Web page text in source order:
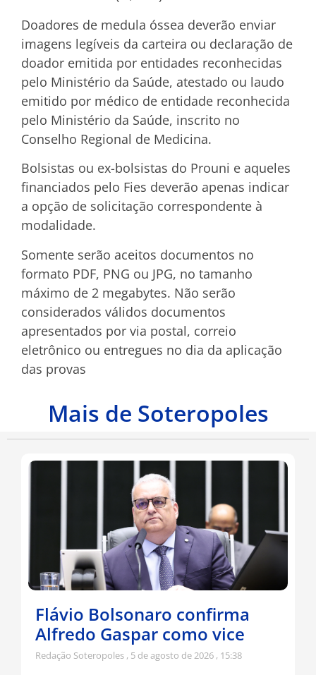
Doadores de medula óssea deverão enviar
imagens legíveis da carteira ou declaração de
doador emitida por entidades reconhecidas
pelo Ministério da Saúde, atestado ou laudo
emitido por médico de entidade reconhecida
pelo Ministério da Saúde, inscrito no
Conselho Regional de Medicina.
Bolsistas ou ex-bolsistas do Prouni e aqueles
financiados pelo Fies deverão apenas indicar
a opção de solicitação correspondente à
modalidade.
Somente serão aceitos documentos no
formato PDF, PNG ou JPG, no tamanho
máximo de 2 megabytes. Não serão
considerados válidos documentos
apresentados por via postal, correio
eletrônico ou entregues no dia da aplicação
das provas
Mais de Soteropoles
Flávio Bolsonaro confirma
Alfredo Gaspar como vice
Redação Soteropoles 5 de agosto de 2026 15:38